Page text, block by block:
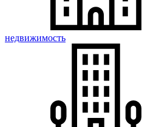
недвижимость